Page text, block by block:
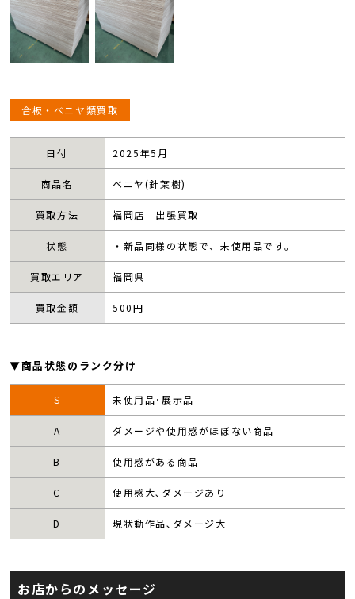
合板・ベニヤ類買取
日付 2025年5月
商品名 ベニヤ(針葉樹)
買取方法 福岡店 出張買取
状態 ・新品同様の状態で、未使用品です。
買取エリア 福岡県
買取金額 500円
▼商品状態のランク分け
S 未使用品･展示品
A ダメージや使用感がほぼない商品
B 使用感がある商品
C 使用感大､ダメージあり
D 現状動作品､ダメージ大
お店からのメッセージ